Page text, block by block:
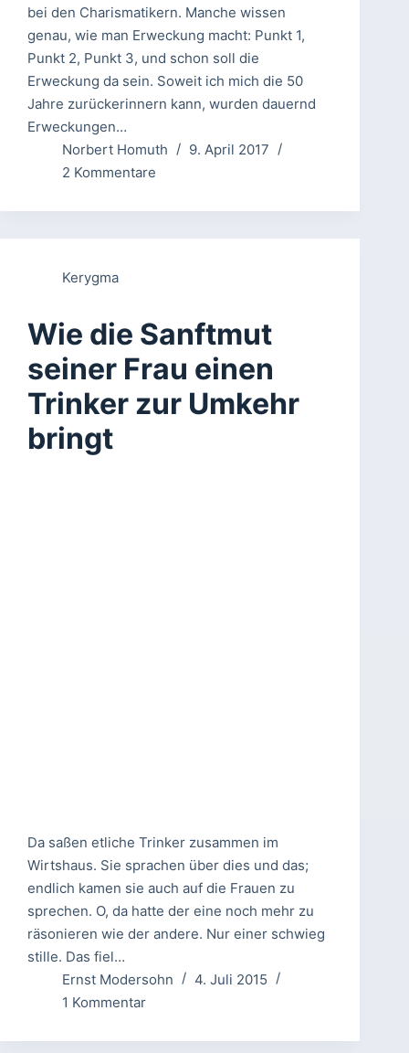
bei den Charismatikern. Manche wissen
genau, wie man Erweckung macht: Punkt 1,
Punkt 2, Punkt 3, und schon soll die
Erweckung da sein. Soweit ich mich die 50
Jahre zurückerinnern kann, wurden dauernd
Erweckungen…
Norbert Homuth
9. April 2017
2 Kommentare
Kerygma
Wie die Sanftmut
seiner Frau einen
Trinker zur Umkehr
bringt
Da saßen etliche Trinker zusammen im
Wirtshaus. Sie sprachen über dies und das;
endlich kamen sie auch auf die Frauen zu
sprechen. O, da hatte der eine noch mehr zu
räsonieren wie der andere. Nur einer schwieg
stille. Das fiel…
Ernst Modersohn
4. Juli 2015
1 Kommentar